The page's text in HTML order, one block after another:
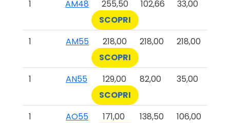
1
AM48 255,50 102,66
33,00
SCOPRI
1
AM55 218,00 218,00
218,00
SCOPRI
1
AN55 129,00 82,00
35,00
SCOPRI
1
AO55 171,00 138,50
106,00